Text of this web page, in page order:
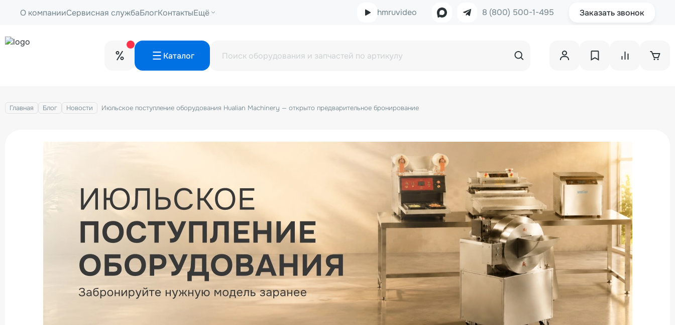
О компанииСервисная службаБлогКонтактыЕщё hmruvideo 8 (800) 500-1-495 Заказать звонок
Каталог
Главная Блог Новости Июльское поступление оборудования Hualian Machinery — открыто предварительное бронирование